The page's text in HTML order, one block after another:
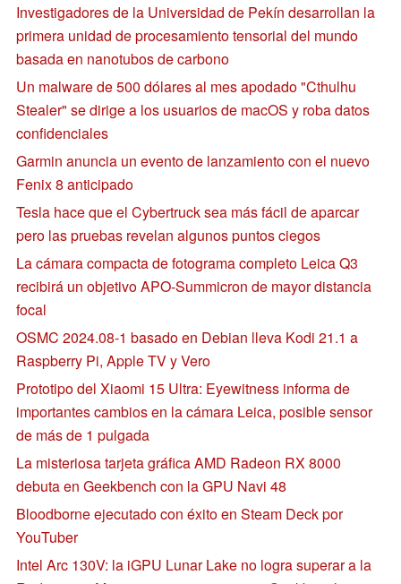
Investigadores de la Universidad de Pekín desarrollan la
primera unidad de procesamiento tensorial del mundo
basada en nanotubos de carbono
Un malware de 500 dólares al mes apodado "Cthulhu
Stealer" se dirige a los usuarios de macOS y roba datos
confidenciales
Garmin anuncia un evento de lanzamiento con el nuevo
Fenix 8 anticipado
Tesla hace que el Cybertruck sea más fácil de aparcar
pero las pruebas revelan algunos puntos ciegos
La cámara compacta de fotograma completo Leica Q3
recibirá un objetivo APO-Summicron de mayor distancia
focal
OSMC 2024.08-1 basado en Debian lleva Kodi 21.1 a
Raspberry Pi, Apple TV y Vero
Prototipo del Xiaomi 15 Ultra: Eyewitness informa de
importantes cambios en la cámara Leica, posible sensor
de más de 1 pulgada
La misteriosa tarjeta gráfica AMD Radeon RX 8000
debuta en Geekbench con la GPU Navi 48
Bloodborne ejecutado con éxito en Steam Deck por
YouTuber
Intel Arc 130V: la iGPU Lunar Lake no logra superar a la